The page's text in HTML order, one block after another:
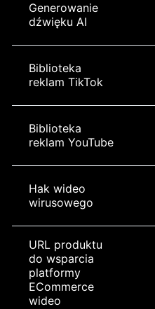
Generowanie
dźwięku AI
Biblioteka
reklam TikTok
Biblioteka
reklam YouTube
Hak wideo
wirusowego
URL produktu
do wsparcia
platformy
ECommerce
wideo